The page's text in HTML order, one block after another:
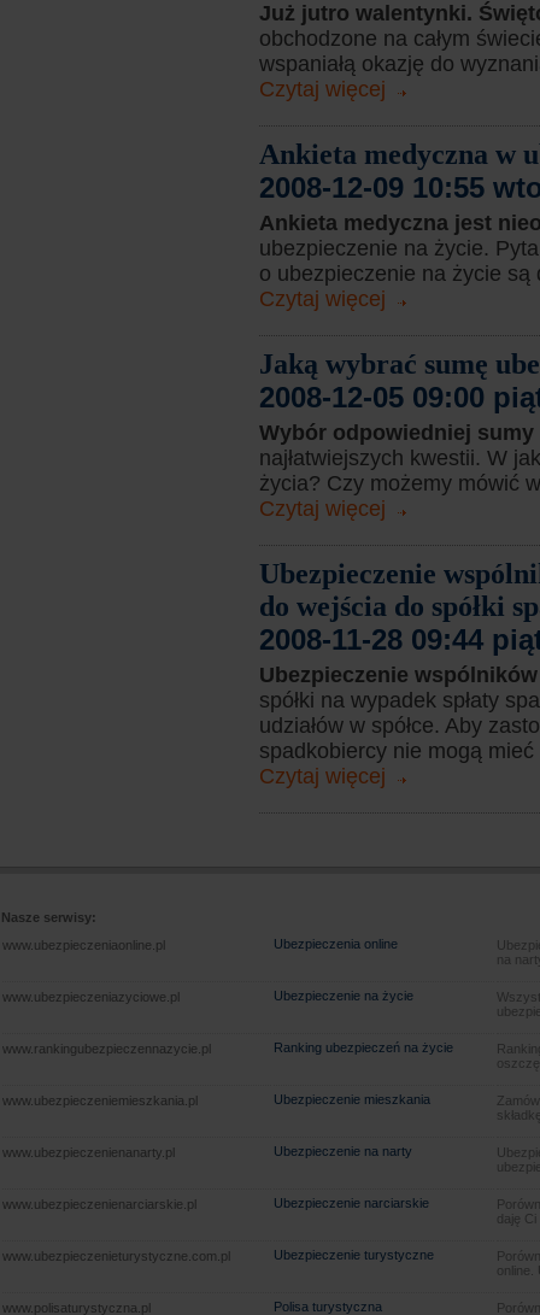
Już jutro walentynki.
obchodzone na całym
wspaniałą okazję do
Czytaj więcej
Ankieta medyczna w
2008-12-09 10:55
Ankieta medyczna jest
ubezpieczenie na życie.
o ubezpieczenie na życie
Czytaj więcej
Jaką wybrać sumę
2008-12-05 09:00
Wybór odpowiedniej
najłatwiejszych kwestii. W
życia? Czy możemy mówić
Czytaj więcej
Ubezpieczenie
do wejścia do spółki
2008-11-28 09:44
Ubezpieczenie
spółki na wypadek spłaty
udziałów w spółce. Aby
spadkobiercy nie mogą
Czytaj więcej
Nasze serwisy:
www.ubezpieczeniaonline.pl
Ubezpieczenia online
na
www.ubezpieczeniazyciowe.pl Ubezpieczenie na życie
www.rankingubezpieczennazycie.pl Ranking ubezpieczeń na życie
www.ubezpieczeniemieszkania.pl Ubezpieczenie mieszkania
www.ubezpieczenienanarty.pl Ubezpieczenie na narty
www.ubezpieczenienarciarskie.pl Ubezpieczenie narciarskie
daję
www.ubezpieczenieturystyczne.com.pl Ubezpieczenie turystyczne
www.polisaturystyczna.pl Polisa turystyczna